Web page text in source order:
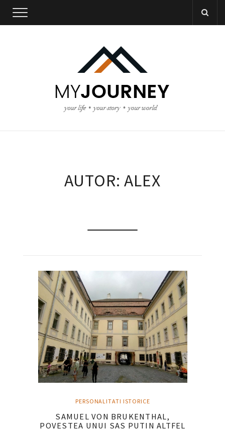
AUTOR:ALEX
PERSONALITATI ISTORICE
SAMUEL VON BRUKENTHAL,
POVESTEA UNUI SAS PUTIN ALTFEL